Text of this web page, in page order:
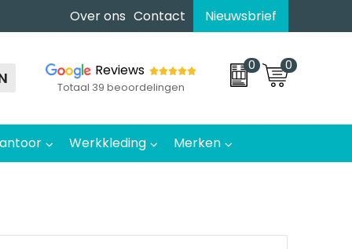
Over ons Contact Nieuwsbrief
Reviews
Totaal 39 beoordelingen
0 0
Werkkleding Merken